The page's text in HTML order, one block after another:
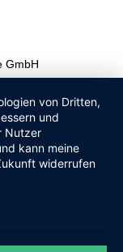
GmbH
von Dritten,
und
Nutzer
kann meine
widerrufen